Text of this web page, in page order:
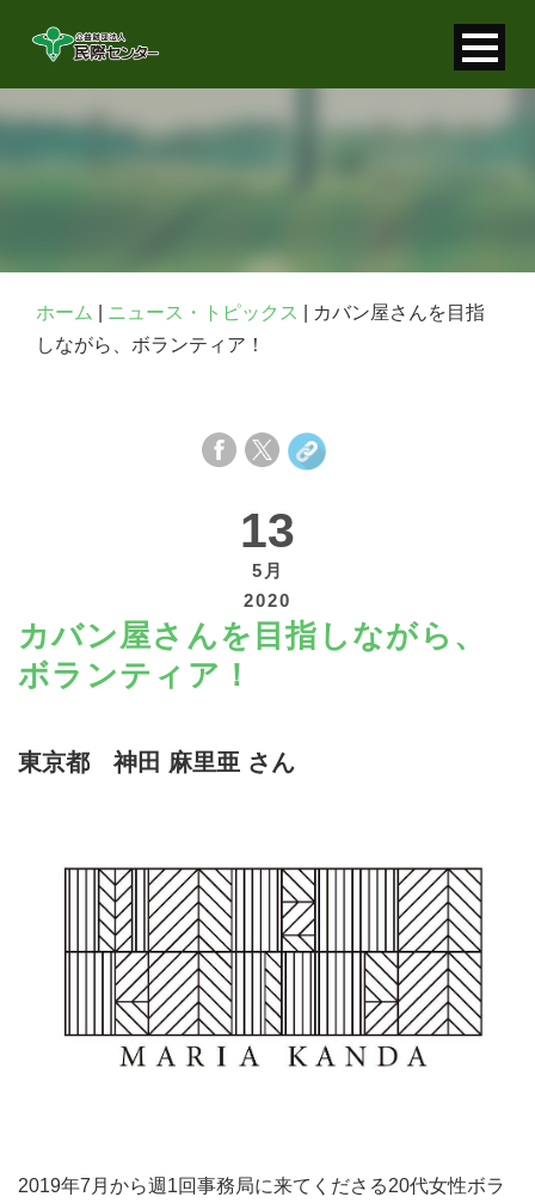
お問い合わせ
寄付する
ホーム ニュース・トピックス
カバン屋さんを目指
しながら、ボランティア！
13
5月
2020
カバン屋さんを目指しながら、
ボランティア！
東京都 神田 麻里亜 さん
2019年7月から週1回事務局に来てくださる20代女性ボラ